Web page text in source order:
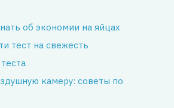
об экономии на яйцах
тест на свежесть
камеру: советы по